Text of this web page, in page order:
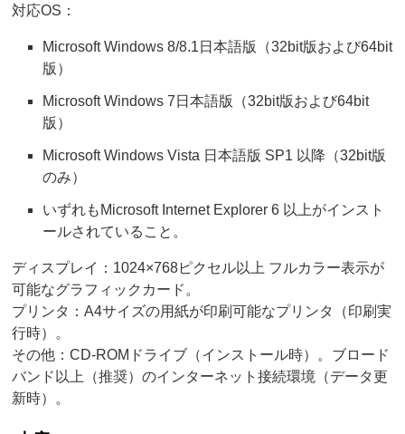
対応OS：
Microsoft Windows 8/8.1日本語版（32bit版および64bit
版）
Microsoft Windows 7日本語版（32bit版および64bit
版）
Microsoft Windows Vista 日本語版 SP1 以降（32bit版
のみ）
いずれもMicrosoft Internet Explorer 6 以上がインスト
ールされていること。
ディスプレイ：1024×768ピクセル以上 フルカラー表示が
可能なグラフィックカード。
プリンタ：A4サイズの用紙が印刷可能なプリンタ（印刷実
行時）。
その他：CD-ROMドライブ（インストール時）。ブロード
バンド以上（推奨）のインターネット接続環境（データ更
新時）。